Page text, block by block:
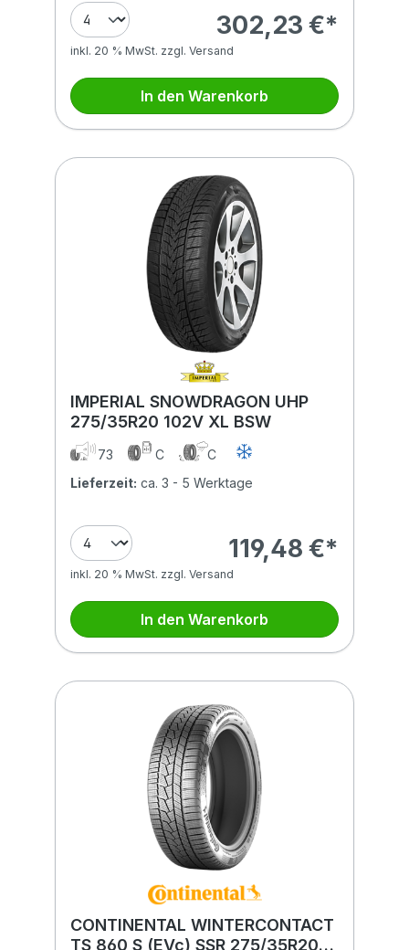
302,23 €*
inkl. 20 % MwSt. zzgl. Versand
In den Warenkorb
IMPERIAL SNOWDRAGON UHP
275/35R20 102V XL BSW
73 C
C
Lieferzeit: ca. 3 - 5 Werktage
119,48 €*
inkl. 20 % MwSt. zzgl. Versand
In den Warenkorb
CONTINENTAL WINTERCONTACT
TS 860 S (EVc) SSR 275/35R20